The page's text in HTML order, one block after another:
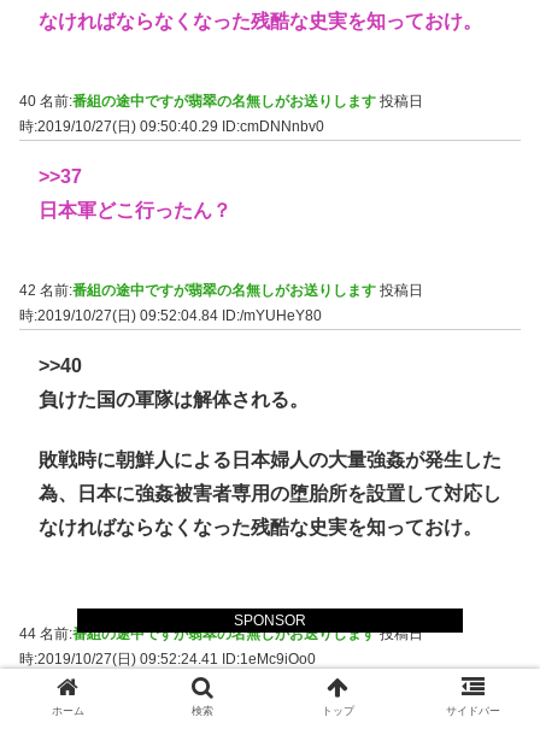
SPONSOR
なければならなくなった残酷な史実を知っておけ。
40 名前:番組の途中ですが翡翠の名無しがお送りします 投稿日
時:2019/10/27(日) 09:50:40.29
ID:cmDNNnbv0
>>37
日本軍どこ行ったん？
42 名前:番組の途中ですが翡翠の名無しがお送りします 投稿日
時:2019/10/27(日) 09:52:04.84 ID:/mYUHeY80
>>40
負けた国の軍隊は解体される。
敗戦時に朝鮮人による日本婦人の大量強姦が発生した
為、日本に強姦被害者専用の堕胎所を設置して対応し
なければならなくなった残酷な史実を知っておけ。
44 名前:番組の途中ですが翡翠の名無しがお送りします投稿日
時:2019/10/27(日) 09:52:24.41
ID:1eMc9iOo0
>>37
ホーム 検索 トップ サイドバー